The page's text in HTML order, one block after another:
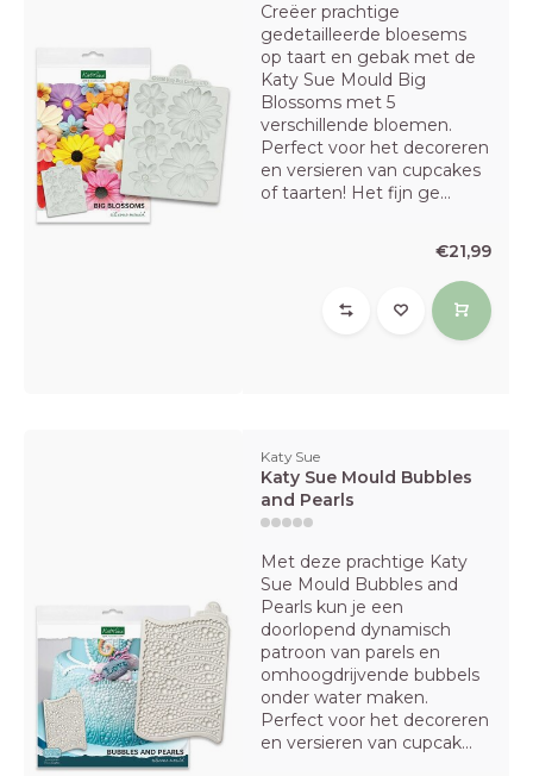
Creëer prachtige
gedetailleerde bloesems
op taart en gebak met de
Katy Sue Mould Big
Blossoms met 5
verschillende bloemen.
Perfect voor het decoreren
en versieren van cupcakes
of taarten! Het fijn ge...
€21,99
Katy Sue
Katy Sue Mould Bubbles
and Pearls
Met deze prachtige Katy
Sue Mould Bubbles and
Pearls kun je een
doorlopend dynamisch
patroon van parels en
omhoogdrijvende bubbels
onder water maken.
Perfect voor het decoreren
en versieren van cupcak...